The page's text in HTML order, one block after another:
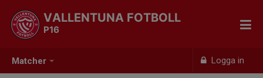
Matcher Logga in
VALLENTUNA FOTBOLL
P16